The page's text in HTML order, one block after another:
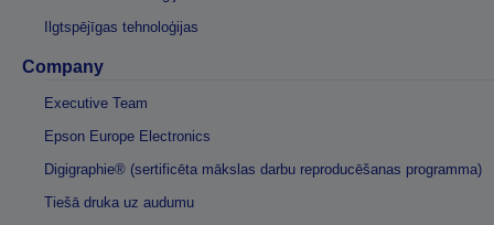
Ilgtspējīgas tehnoloģijas
Company
Executive Team
Epson Europe Electronics
Digigraphie® (sertificēta mākslas darbu reproducēšanas programma)
Tiešā druka uz audumu